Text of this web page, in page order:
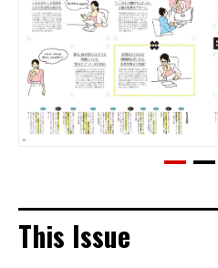
This Issue